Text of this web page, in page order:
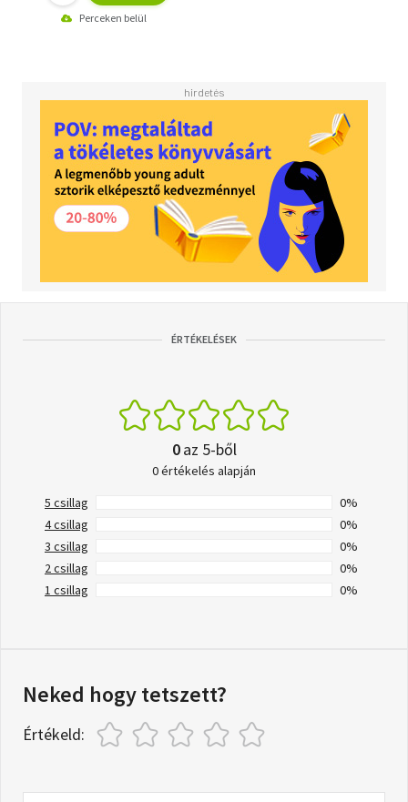
Perceken belül
ÉRTÉKELÉSEK
0az 5-ből
0 értékelés alapján
5 csillag
0%
4 csillag
0%
3 csillag
0%
2 csillag
0%
1 csillag
0%
Neked hogy tetszett?
Értékeld: